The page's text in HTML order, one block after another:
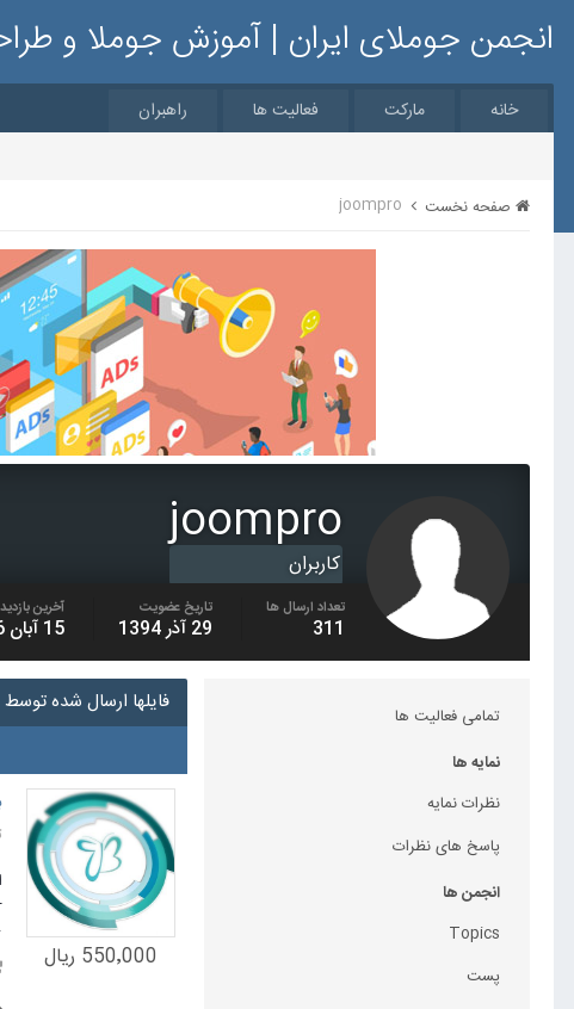
انجمن جوملای ایران | آموزش جوملا و
خانه مارکت فعالیت ها راهبران
صفحه نخست joompro
joompro
کاربران
تعداد ارسال ها
311
تاریخ عضویت
29 آذر 1394
آخرین بازدید
15 آبان 1396
تمامی فعالیت ها
نمایه ها
نظرات نمایه
پاسخ های نظرات
انجمن ها
Topics
پست
فایلها ارسال شده توسط joompro
550٬000 ریال
-